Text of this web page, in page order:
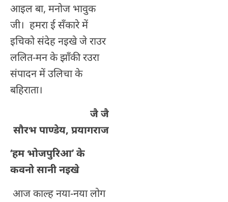
आइल बा, मनोज भावुक
जी। हमरा ई सँकारे में
इचिको संदेह नइखे जे राउर
ललित-मन के झाँकी रउरा
संपादन में उलिचा के
बहिराता।
जै जै
सौरभ पाण्डेय, प्रयागराज
‘हम भोजपुरिआ’के
कवनो सानी नइखे
आज काल्ह नया-नया लोग